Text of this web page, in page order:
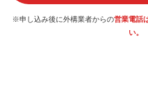
※申し込み後に外構業者からの営業電話
い。